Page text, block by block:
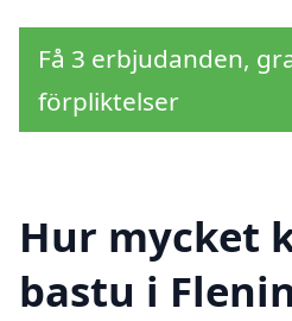
Få 3 erbjudanden,
förpliktelser
Hur mycket
bastu i